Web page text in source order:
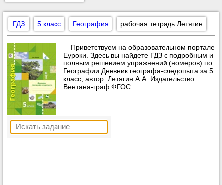
ГДЗ 5 класс География рабочая тетрадь Летягин
Приветствуем на образовательном портале
Еуроки. Здесь вы найдете ГДЗ с подробным и
полным решением упражнений (номеров) по
Географии Дневник географа-следопыта за 5
класс, автор: Летягин А.А. Издательство:
Вентана-граф ФГОС